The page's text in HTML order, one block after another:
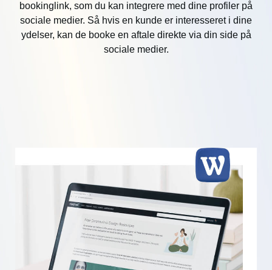
bookinglink, som du kan integrere med dine profiler på
sociale medier. Så hvis en kunde er interesseret i dine
ydelser, kan de booke en aftale direkte via din side på
sociale medier.